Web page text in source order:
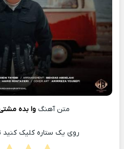
متن آهنگوا بده
روی یک ستاره کلیک کنید